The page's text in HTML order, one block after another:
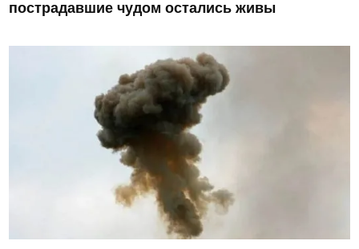
пострадавшие чудом остались живы